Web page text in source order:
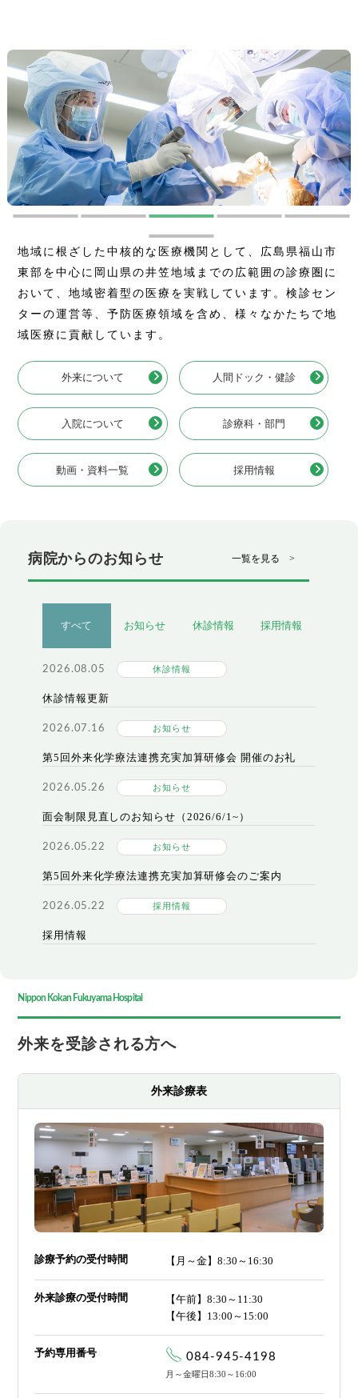
地域に根ざした中核的な医療機関として、広島県福山市
東部を中心に岡山県の井笠地域までの広範囲の診療圏に
おいて、地域密着型の医療を実戦しています。検診セン
ターの運営等、予防医療領域を含め、様々なかたちで地
域医療に貢献しています。
外来について
入院について
動画・資料一覧
人間ドック・健診
診療科・部門
採用情報
病院からのお知らせ 一覧を見る >
すべて
2026.08.05 休診情報
休診情報更新
2026.07.16 お知らせ
第5回外来化学療法連携充実加算研修会 開催のお礼
2026.05.26 お知らせ
面会制限見直しのお知らせ（2026/6/1~）
2026.05.22 お知らせ
第5回外来化学療法連携充実加算研修会のご案内
2026.05.22 採用情報
採用情報
お知らせ 休診情報 採用情報
Nippon Kokan Fukuyama Hospital
外来を受診される方へ
外来診療表
診療予約の受付時間 【月～金】8:30～16:30
外来診療の受付時間
【午前】8:30～11:30
【午後】13:00～15:00
予約専用番号 084-945-4198
月～金曜日8:30～16:00